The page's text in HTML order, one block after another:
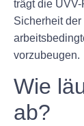
trägt die
Sicherheit der
vorzubeugen.
Wie
ab?